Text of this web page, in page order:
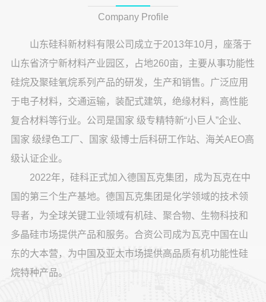
Company Profile
山东硅科新材料有限公司成立于2013年10月，座落于
山东省济宁新材料产业园区，占地260亩，主要从事功能性
硅烷及聚硅氧烷系列产品的研发，生产和销售。广泛应用
于电子材料，交通运输，装配式建筑，绝缘材料，高性能
复合材料等行业。公司是国家 级专精特新“小巨人”企业、
国家 级绿色工厂、国家 级博士后科研工作站、海关AEO高
级认证企业。
2022年，硅科正式加入德国瓦克集团，成为瓦克在中
国的第三个生产基地。德国瓦克集团是化学领域的技术领
导者，为全球关键工业领域有机硅、聚合物、生物科技和
多晶硅市场提供产品和服务。合资公司成为瓦克中国在山
东的大本营，为中国及亚太市场提供高品质有机功能性硅
烷特种产品。